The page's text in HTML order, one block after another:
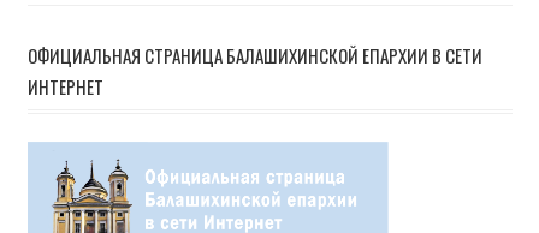
записям
ОФИЦИАЛЬНАЯ СТРАНИЦА БАЛАШИХИНСКОЙ ЕПАРХИИ В СЕТИ
ИНТЕРНЕТ